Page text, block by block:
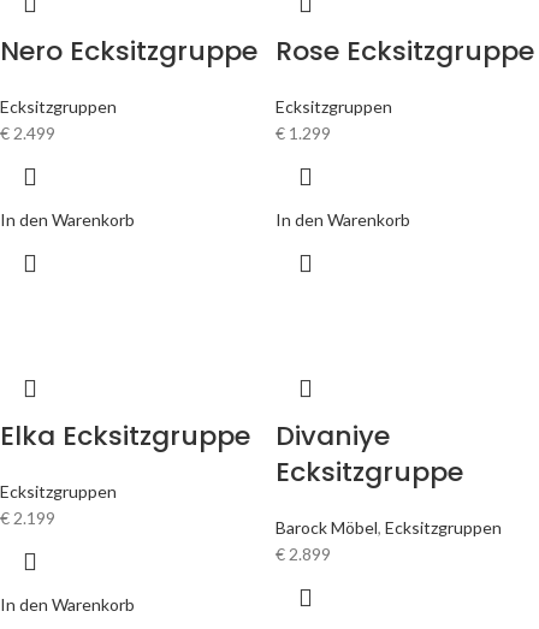
Nero Ecksitzgruppe
Ecksitzgruppen
€2.499
In den Warenkorb
Rose Ecksitzgruppe
Ecksitzgruppen
€ 1.299
In den Warenkorb
Elka Ecksitzgruppe
Ecksitzgruppen
€2.199
In den Warenkorb
Divaniye
Ecksitzgruppe
Barock Möbel, Ecksitzgruppen
€2.899